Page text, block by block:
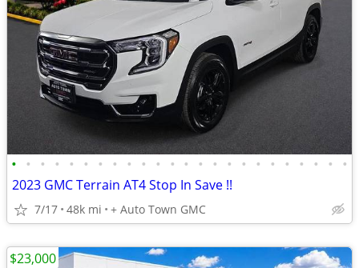
• • • • • • • • • • • • • • • • • • • • • • • •
2023 GMC Terrain AT4 Stop In Save !!
7/17 48k mi + Auto Town GMC
$23,000